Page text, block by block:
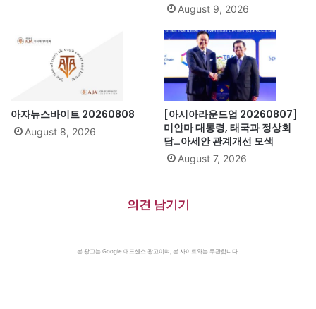
August 9, 2026
아자뉴스바이트 20260808
August 8, 2026
[아시아라운드업 20260807]
미얀마 대통령, 태국과 정상회
담…아세안 관계개선 모색
August 7, 2026
의견 남기기
본 광고는 Google 애드센스 광고이며, 본 사이트와는 무관합니다.